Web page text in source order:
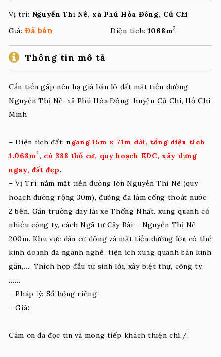
Vị trí: Nguyễn Thị Nê, xã Phú Hòa Đông, Củ Chi
Giá:Đã bán Diện tích: 1068m2
Thông tin mô tả
Cần tiền gấp nên hạ giá bán lô đất mặt tiền đường
Nguyễn Thị Nê, xã Phú Hòa Đông, huyện Củ Chi, Hồ Chí
Minh
– Diện tích đất: ngang 15m x 71m dài, tổng diện tích
1.068m2 , có 388 thổ cư, quy hoạch KDC, xây dựng
ngay, đất đẹp.
– Vị Trí: nằm mặt tiền đường lớn Nguyễn Thi Nê (quy
hoạch đường rộng 30m), đường đã làm cống thoát nước
2 bên, Gần trường dạy lái xe Thống Nhất, xung quanh có
nhiều công ty, cách Ngã tư Cây Bài – Nguyễn Thị Nê
200m. Khu vực dân cư đông và mặt tiền đường lớn có thể
kinh doanh đa ngành nghề, tiện ích xung quanh bán kính
gần,…. Thích hợp đầu tư sinh lời, xây biệt thự, công ty.
……
– Pháp lý: Sổ hồng riêng.
– Giá:
Cám ơn đã đọc tin và mong tiếp khách thiện chí./.